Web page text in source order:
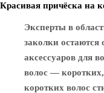
Красивая причёска на
Эксперты в
заколки
аксессуаров для
волос —
коротких волос